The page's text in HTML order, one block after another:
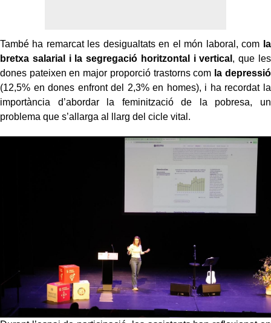
També ha remarcat les desigualtats en el món laboral, com la
bretxa salarial i la segregació horitzontal i vertical , que les
dones pateixen en major proporció trastorns com la depressió
(12,5% en dones enfront del 2,3% en homes), i ha recordat la
importància d’abordar la feminització de la pobresa, un
problema que s’allarga al llarg del cicle vital.